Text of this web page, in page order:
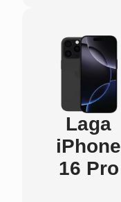
Laga
iPhone
16 Pro